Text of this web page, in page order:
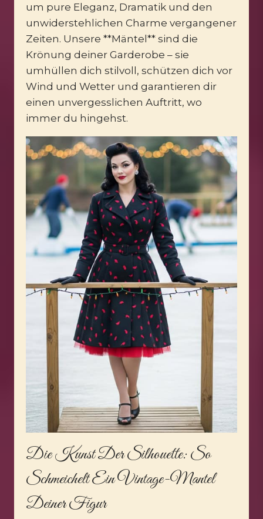
um pure Eleganz, Dramatik und den
unwiderstehlichen Charme vergangener
Zeiten. Unsere **Mäntel** sind die
Krönung deiner Garderobe – sie
umhüllen dich stilvoll, schützen dich vor
Wind und Wetter und garantieren dir
einen unvergesslichen Auftritt, wo
immer du hingehst.
Die Kunst Der Silhouette: So
Schmeichelt Ein Vintage-Mantel
Deiner Figur